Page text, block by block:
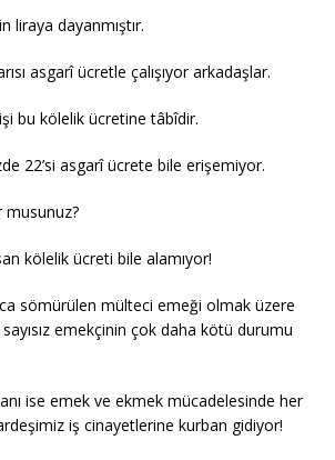
liraya dayanmıştır.
asgarî ücretle çalışıyor arkadaşlar.
bu kölelik ücretine tâbîdir.
22’si asgarî ücrete bile erişemiyor.
musunuz?
kölelik ücreti bile alamıyor!
sömürülen mülteci emeği olmak üzere
emekçinin çok daha kötü durumu
ise emek ve ekmek mücadelesinde her
iş cinayetlerine kurban gidiyor!